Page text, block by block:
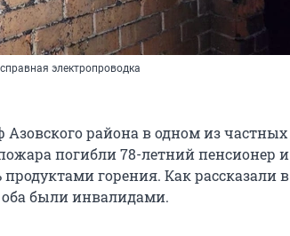
электропроводка
Азовского района в одном из частных
погибли 78-летний пенсионер и
горения. Как рассказали в
оба были инвалидами.